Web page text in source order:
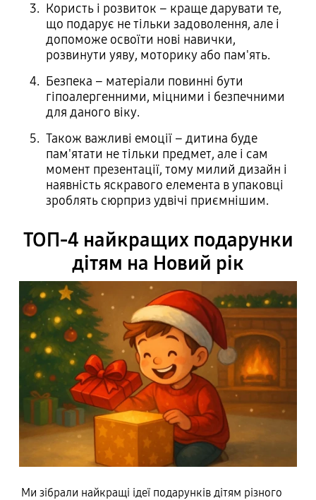
Користь і розвиток – краще дарувати те,
що подарує не тільки задоволення, але і
допоможе освоїти нові навички,
розвинути уяву, моторику або пам'ять.
Безпека – матеріали повинні бути
гіпоалергенними, міцними і безпечними
для даного віку.
Також важливі емоції – дитина буде
пам'ятати не тільки предмет, але і сам
момент презентації, тому милий дизайн і
наявність яскравого елемента в упаковці
зроблять сюрприз удвічі приємнішим.
ТОП-4 найкращих подарунки
дітям на Новий рік
Ми зібрали найкращі ідеї подарунків дітям різного